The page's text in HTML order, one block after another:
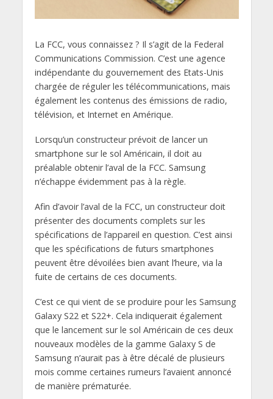
La FCC, vous connaissez ? Il s’agit de la Federal
Communications Commission. C’est une agence
indépendante du gouvernement des Etats-Unis
chargée de réguler les télécommunications, mais
également les contenus des émissions de radio,
télévision, et Internet en Amérique.
Lorsqu’un constructeur prévoit de lancer un
smartphone sur le sol Américain, il doit au
préalable obtenir l’aval de la FCC. Samsung
n’échappe évidemment pas à la règle.
Afin d’avoir l’aval de la FCC, un constructeur doit
présenter des documents complets sur les
spécifications de l’appareil en question. C’est ainsi
que les spécifications de futurs smartphones
peuvent être dévoilées bien avant l’heure, via la
fuite de certains de ces documents.
C’est ce qui vient de se produire pour les Samsung
Galaxy S22 et S22+. Cela indiquerait également
que le lancement sur le sol Américain de ces deux
nouveaux modèles de la gamme Galaxy S de
Samsung n’aurait pas à être décalé de plusieurs
mois comme certaines rumeurs l’avaient annoncé
de manière prématurée.